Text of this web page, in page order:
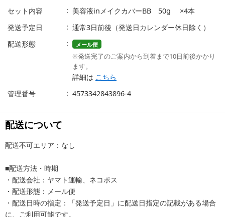
セット内容
美容液inメイクカバーBB 50g ×4本
発送予定日
通常3日前後（発送日カレンダー休日除く）
配送形態
メール便
※発送完了のご案内から到着まで10日前後かかり
ます。
詳細は こちら
管理番号
4573342843896-4
配送について
配送不可エリア：なし
■配送方法・時期
・配送会社：ヤマト運輸、ネコポス
・配送形態：メール便
・配送日時の指定：「発送予定日」に配送日指定の記載がある場合
に、ご利用可能です。